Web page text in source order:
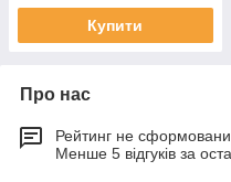
Купити
Про нас
Рейтинг не
Менше 5 відгуків за